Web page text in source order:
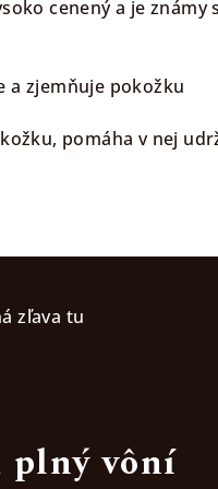
cenený a je
a zjemňuje pokožku
pomáha v nej
zľava tu
plný vôní